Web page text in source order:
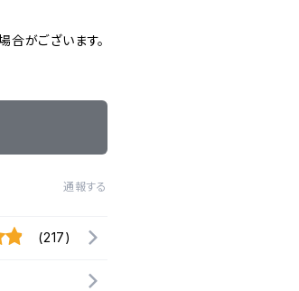
がございます。
通報する
(217)